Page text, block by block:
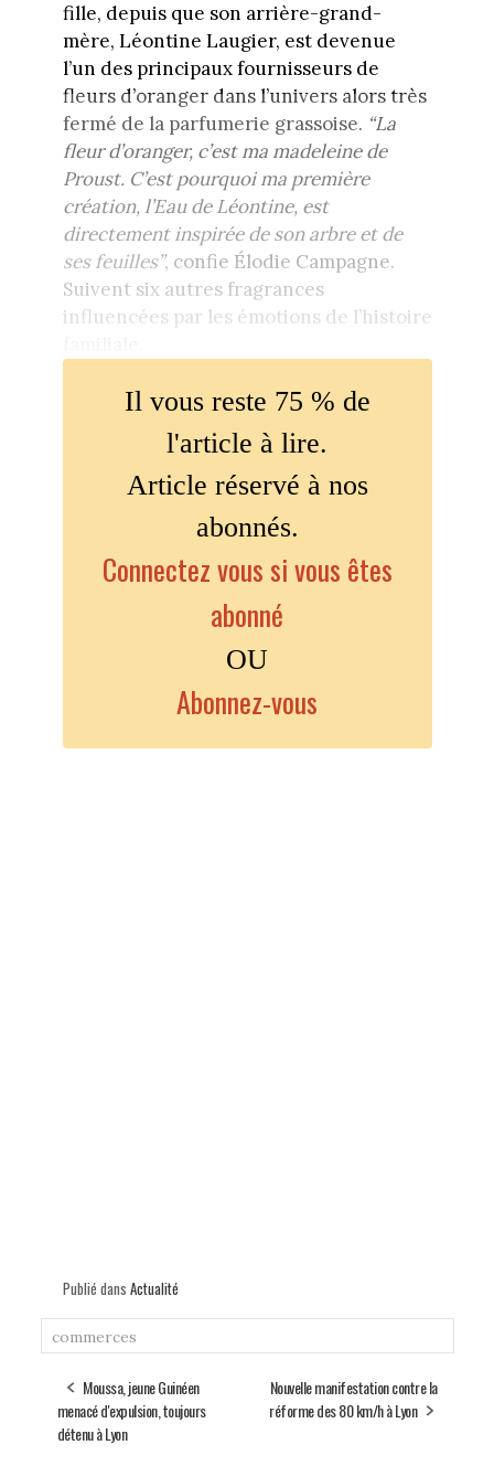
fille, depuis que son arrière-grand-
mère, Léontine Laugier, est devenue
l’un des principaux fournisseurs de
fleurs d’oranger dans l’univers alors très
fermé de la parfumerie grassoise. “La
fleur d’oranger, c’est ma madeleine de
Proust. C’est pourquoi ma première
création, l’Eau de Léontine, est
directement inspirée de son arbre et de
ses feuilles”, confie Élodie Campagne.
Suivent six autres fragrances
influencées par les émotions de l’histoire
Il vous reste 75 % de
l'article à lire.
Article réservé à nos
abonnés.
Connectez vous si vous êtes
abonné
OU
Abonnez-vous
Publié dans Actualité
commerces
Moussa, jeune Guinéen
menacé d'expulsion, toujours
détenu à Lyon
Nouvelle manifestation contre la
réforme des 80 km/h à Lyon